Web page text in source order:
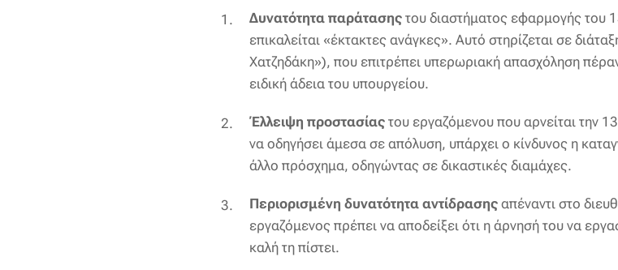
Δυνατότητα παράτασης του διαστήματος εφαρμογής του
επικαλείται «έκτακτες ανάγκες». Αυτό στηρίζεται σε
Χατζηδάκη»), που επιτρέπει υπερωριακή απασχόληση
ειδική άδεια του υπουργείου.
Έλλειψη προστασίας του εργαζόμενου που αρνείται την
να οδηγήσει άμεσα σε απόλυση, υπάρχει ο κίνδυνος η
άλλο πρόσχημα, οδηγώντας σε δικαστικές διαμάχες.
Περιορισμένη δυνατότητα αντίδρασης απέναντι στο
εργαζόμενος πρέπει να αποδείξει ότι η άρνησή του να
καλή τη πίστει.